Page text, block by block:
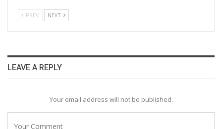
PREV NEXT
LEAVE A REPLY
Your email address will not be published.